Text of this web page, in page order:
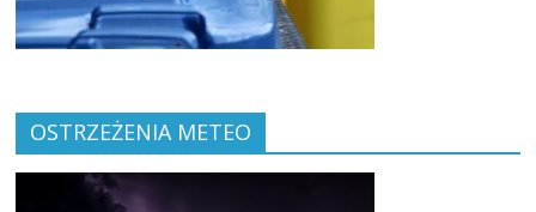
OSTRZEŻENIA METEO